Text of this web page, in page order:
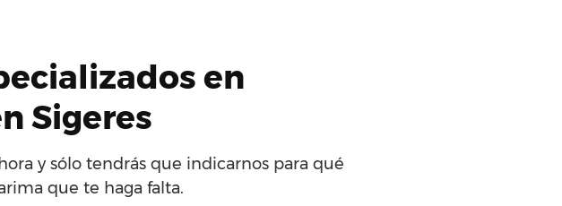
en
Sigeres
y sólo tendrás que indicarnos para qué
que te haga falta.